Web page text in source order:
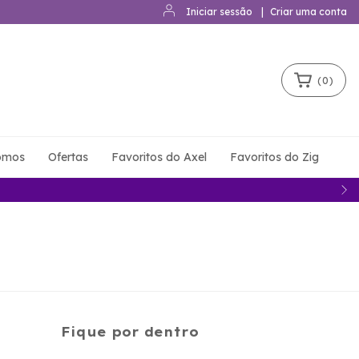
Iniciar sessão Criar uma conta
(0)
Ofertas Favoritos do Axel Favoritos do Zig
Fique por dentro